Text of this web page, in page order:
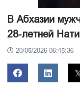
В Абхазии
28-летней
20/05/2026 06:45:36